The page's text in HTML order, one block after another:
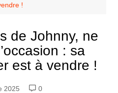
!
de Johnny, ne
: sa
est à vendre !
2025
0